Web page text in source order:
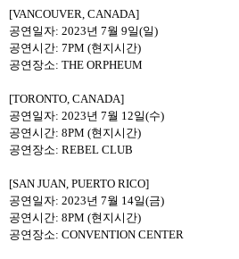
[VANCOUVER, CANADA]
공연일자: 2023년 7월 9일(일)
공연시간: 7PM (현지시간)
공연장소: THE ORPHEUM
[TORONTO, CANADA]
공연일자: 2023년 7월 12일(수)
공연시간: 8PM (현지시간)
공연장소: REBEL CLUB
[SAN JUAN, PUERTO RICO]
공연일자: 2023년 7월 14일(금)
공연시간: 8PM (현지시간)
공연장소: CONVENTION CENTER